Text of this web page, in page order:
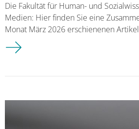
Die Fakultät für Human- und
Medien: Hier finden Sie eine
Monat März 2026 erschienenen
Medienspiegel März 2026